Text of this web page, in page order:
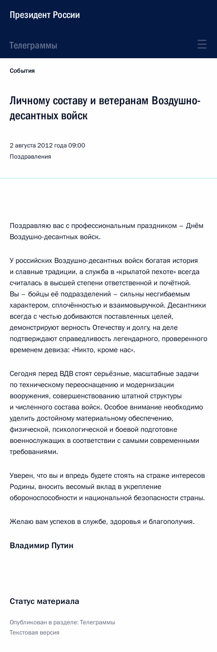
Президент России
Телеграммы
События
Личному составу и ветеранам Воздушно-
десантных войск
2 августа 2012 года09:00
Поздравления
Поздравляю вас с профессиональным праздником – Днём
Воздушно-десантных войск.
У российских Воздушно-десантных войск богатая история
и славные традиции, а служба в «крылатой пехоте» всегда
считалась в высшей степени ответственной и почётной.
Вы – бойцы её подразделений – сильны несгибаемым
характером, сплочённостью и взаимовыручкой. Десантники
всегда с честью добиваются поставленных целей,
демонстрируют верность Отечеству и долгу, на деле
подтверждают справедливость легендарного, проверенного
временем девиза: «Никто, кроме нас».
Сегодня перед ВДВ стоят серьёзные, масштабные задачи
по техническому переоснащению и модернизации
вооружения, совершенствованию штатной структуры
и численного состава войск. Особое внимание необходимо
уделить достойному материальному обеспечению,
физической, психологической и боевой подготовке
военнослужащих в соответствии с самыми современными
требованиями.
Уверен, что вы и впредь будете стоять на страже интересов
Родины, вносить весомый вклад в укрепление
обороноспособности и национальной безопасности страны.
Желаю вам успехов в службе, здоровья и благополучия.
Владимир Путин
Статус материала
Опубликован в разделе:Телеграммы
Текстовая версия